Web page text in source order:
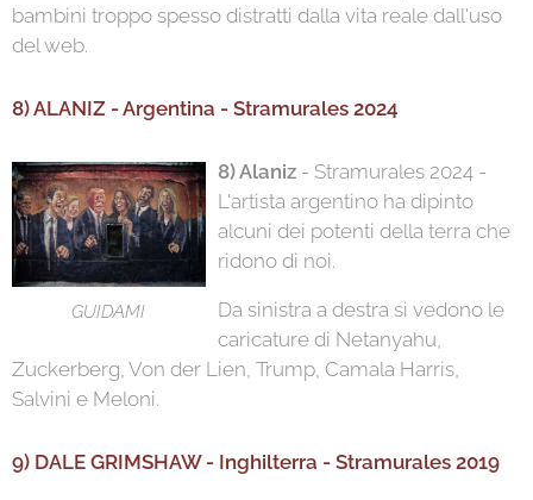
bambini troppo spesso distratti dalla vita reale dall'uso
del web.
8) ALANIZ - Argentina - Stramurales 2024
GUIDAMI
8) Alaniz- Stramurales 2024 -
L'artista argentino ha dipinto
alcuni dei potenti della terra che
ridono di noi.
Da sinistra a destra si vedono le
caricature di Netanyahu,
Zuckerberg, Von der Lien, Trump, Camala Harris,
Salvini e Meloni.
9) DALE GRIMSHAW - Inghilterra - Stramurales 2019